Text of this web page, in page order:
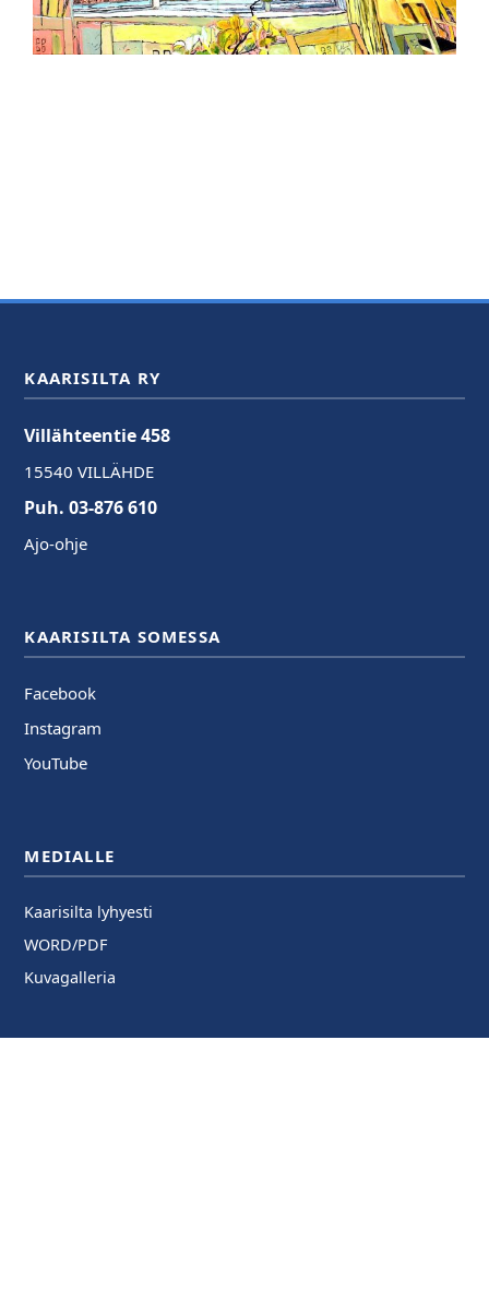
KAARISILTA RY
Villähteentie 458
15540 VILLÄHDE
Puh. 03-876 610
Ajo-ohje
KAARISILTA SOMESSA
Facebook
Instagram
YouTube
MEDIALLE
Kaarisilta lyhyesti
WORD/PDF
Kuvagalleria